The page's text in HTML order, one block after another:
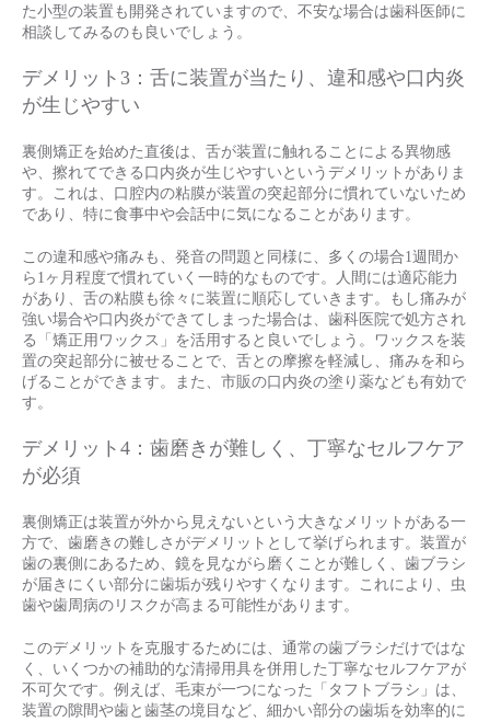
た小型の装置も開発されていますので、不安な場合は歯科医師に
相談してみるのも良いでしょう。
デメリット3：舌に装置が当たり、違和感や口内炎
が生じやすい
裏側矯正を始めた直後は、舌が装置に触れることによる異物感
や、擦れてできる口内炎が生じやすいというデメリットがありま
す。これは、口腔内の粘膜が装置の突起部分に慣れていないため
であり、特に食事中や会話中に気になることがあります。
この違和感や痛みも、発音の問題と同様に、多くの場合1週間か
ら1ヶ月程度で慣れていく一時的なものです。人間には適応能力
があり、舌の粘膜も徐々に装置に順応していきます。もし痛みが
強い場合や口内炎ができてしまった場合は、歯科医院で処方され
る「矯正用ワックス」を活用すると良いでしょう。ワックスを装
置の突起部分に被せることで、舌との摩擦を軽減し、痛みを和ら
げることができます。また、市販の口内炎の塗り薬なども有効で
す。
デメリット4：歯磨きが難しく、丁寧なセルフケア
が必須
裏側矯正は装置が外から見えないという大きなメリットがある一
方で、歯磨きの難しさがデメリットとして挙げられます。装置が
歯の裏側にあるため、鏡を見ながら磨くことが難しく、歯ブラシ
が届きにくい部分に歯垢が残りやすくなります。これにより、虫
歯や歯周病のリスクが高まる可能性があります。
このデメリットを克服するためには、通常の歯ブラシだけではな
く、いくつかの補助的な清掃用具を併用した丁寧なセルフケアが
不可欠です。例えば、毛束が一つになった「タフトブラシ」は、
装置の隙間や歯と歯茎の境目など、細かい部分の歯垢を効率的に